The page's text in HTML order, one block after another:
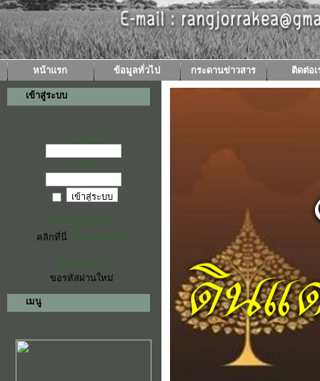
หน้าแรก ข้อมูลทั่วไป กระดานข่าวสาร ติดต่อเ
เข้าสู่ระบบ
คลิกที่นี่
ขอรหัสผ่านใหม่
เมนู